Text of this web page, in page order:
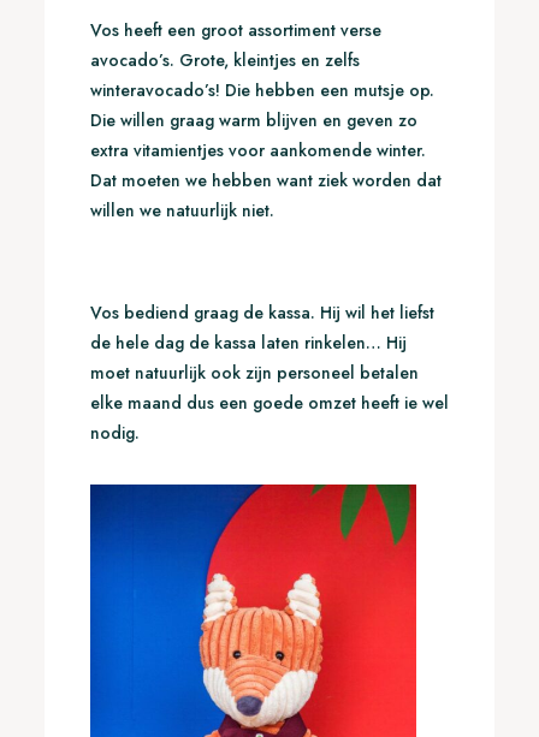
Vos heeft een groot assortiment verse
avocado’s. Grote, kleintjes en zelfs
winteravocado’s! Die hebben een mutsje op.
Die willen graag warm blijven en geven zo
extra vitamientjes voor aankomende winter.
Dat moeten we hebben want ziek worden dat
willen we natuurlijk niet.
Vos bediend graag de kassa. Hij wil het liefst
de hele dag de kassa laten rinkelen… Hij
moet natuurlijk ook zijn personeel betalen
elke maand dus een goede omzet heeft ie wel
nodig.